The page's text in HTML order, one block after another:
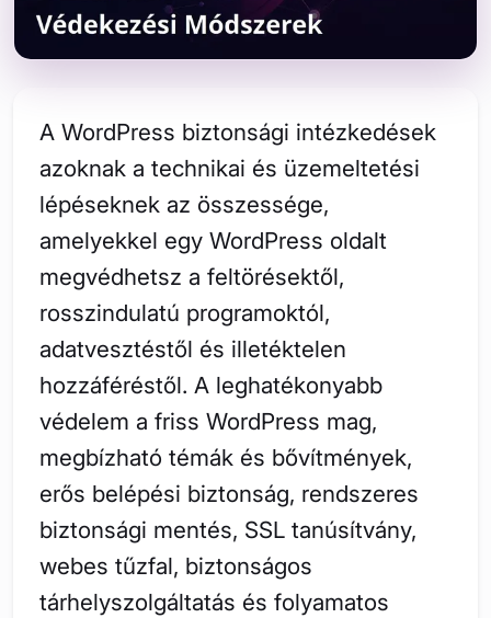
A WordPress biztonsági intézkedések
azoknak a technikai és üzemeltetési
lépéseknek az összessége,
amelyekkel egy WordPress oldalt
megvédhetsz a feltörésektől,
rosszindulatú programoktól,
adatvesztéstől és illetéktelen
hozzáféréstől. A leghatékonyabb
védelem a friss WordPress mag,
megbízható témák és bővítmények,
erős belépési biztonság, rendszeres
biztonsági mentés, SSL tanúsítvány,
webes tűzfal, biztonságos
tárhelyszolgáltatás és folyamatos